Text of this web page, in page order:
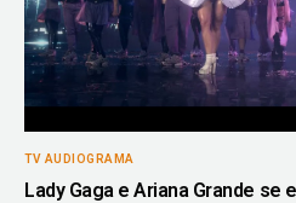
TV AUDIOGRAMA
Lady Gaga e Ariana Grande se